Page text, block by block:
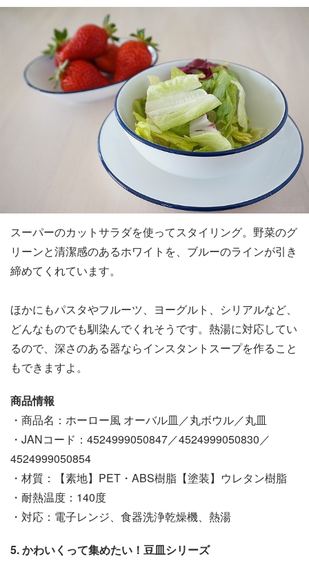
スーパーのカットサラダを使ってスタイリング。野菜のグ
リーンと清潔感のあるホワイトを、ブルーのラインが引き
締めてくれています。
ほかにもパスタやフルーツ、ヨーグルト、シリアルなど、
どんなものでも馴染んでくれそうです。熱湯に対応してい
るので、深さのある器ならインスタントスープを作ること
もできますよ。
商品情報
・商品名：ホーロー風 オーバル皿／丸ボウル／丸皿
・JANコード：4524999050847／4524999050830／
4524999050854
・材質：【素地】PET・ABS樹脂【塗装】ウレタン樹脂
・耐熱温度：140度
・対応：電子レンジ、食器洗浄乾燥機、熱湯
5. かわいくって集めたい！豆皿シリーズ